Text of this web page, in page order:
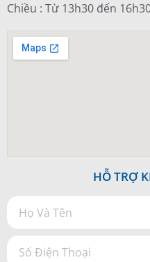
Chiều : Từ 13h30 đến
HỖ TRỢ